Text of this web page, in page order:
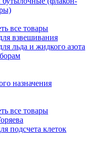
все товары
взвешивания
льда и жидкого азота
назначения
все товары
подсчета клеток